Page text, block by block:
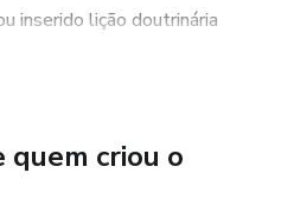
inserido lição doutrinária
a demanda a ser
a serem submetidos à
certame ou gestora do
quem criou o